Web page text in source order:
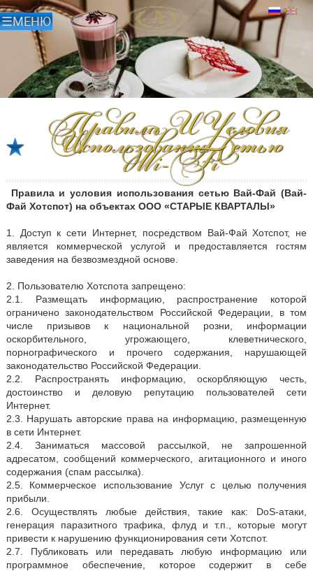
Правила И Условия
Использования Сетью
Wi-Fi
Правила и условия использования сетью Вай-Фай (Вай-
Фай Хотспот) на объектах ООО «СТАРЫЕ КВАРТАЛЫ»
1. Доступ к сети Интернет, посредством Вай-Фай Хотспот, не
является коммерческой услугой и предоставляется гостям
заведения на безвозмездной основе.
2. Пользователю Хотспота запрещено:
2.1. Размещать информацию, распространение которой
ограничено законодательством Российской Федерации, в том
числе призывов к национальной розни, информации
оскорбительного, угрожающего, клеветнического,
порнографического и прочего содержания, нарушающей
законодательство Российской Федерации.
2.2. Распространять информацию, оскорбляющую честь,
достоинство и деловую репутацию пользователей сети
Интернет.
2.3. Нарушать авторские права на информацию, размещенную
в сети Интернет.
2.4. Заниматься массовой рассылкой, не запрошенной
адресатом, сообщений коммерческого, агитационного и иного
содержания (спам рассылка).
2.5. Коммерческое использование Услуг с целью получения
прибыли.
2.6. Осуществлять любые действия, такие как: DoS-атаки,
генерация паразитного трафика, флуд и т.п., которые могут
привести к нарушению функционирования сети Хотспот.
2.7. Публиковать или передавать любую информацию или
программное обеспечение, которое содержит в себе